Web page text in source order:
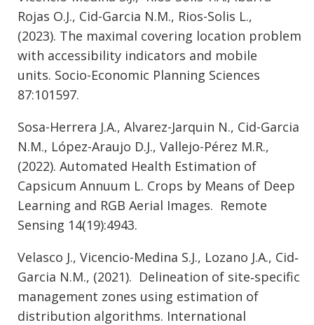
Rojas O.J., Cid-Garcia N.M., Rios-Solis L.,
(2023). The maximal covering location problem
with accessibility indicators and mobile
units. Socio-Economic Planning Sciences
87:101597.
Sosa-Herrera J.A., Alvarez-Jarquin N., Cid-Garcia
N.M., López-Araujo D.J., Vallejo-Pérez M.R.,
(2022). Automated Health Estimation of
Capsicum Annuum L. Crops by Means of Deep
Learning and RGB Aerial Images. Remote
Sensing 14(19):4943.
Velasco J., Vicencio-Medina S.J., Lozano J.A., Cid‐
Garcia N.M., (2021). Delineation of site‐specific
management zones using estimation of
distribution algorithms. International